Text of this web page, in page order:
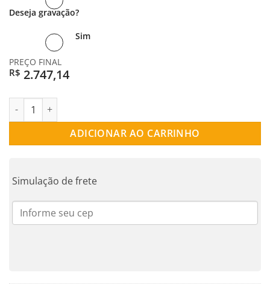
Deseja gravação?
Sim
PREÇO FINAL
R$ 2.747,14
ALIANÇA PRATA RETA VEGA quantidade
ADICIONAR AO CARRINHO
Simulação de frete